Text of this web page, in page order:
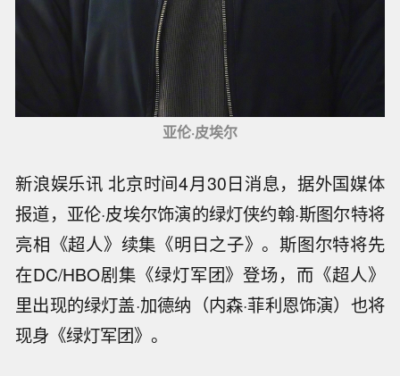
亚伦·皮埃尔
新浪娱乐讯 北京时间4月30日消息，据外国媒体
报道，亚伦·皮埃尔饰演的绿灯侠约翰·斯图尔特将
亮相《超人》续集《明日之子》。斯图尔特将先
在DC/HBO剧集《绿灯军团》登场，而《超人》
里出现的绿灯盖·加德纳（内森·菲利恩饰演）也将
现身《绿灯军团》。